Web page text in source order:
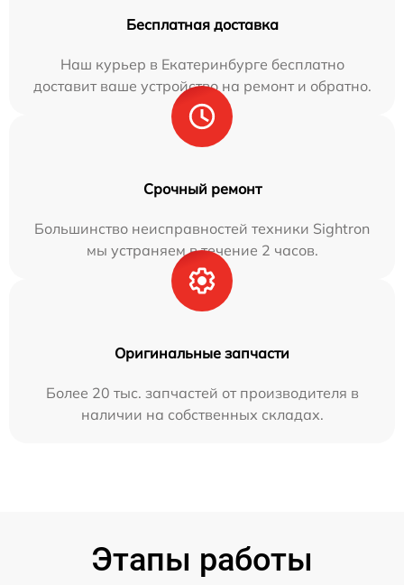
Бесплатная доставка
Наш курьер в Екатеринбурге бесплатно
доставит ваше устройство на ремонт и обратно.
Срочный ремонт
Большинство неисправностей техники Sightron
мы устраняем в течение 2 часов.
Оригинальные запчасти
Более 20 тыс. запчастей от производителя в
наличии на собственных складах.
Этапы работы